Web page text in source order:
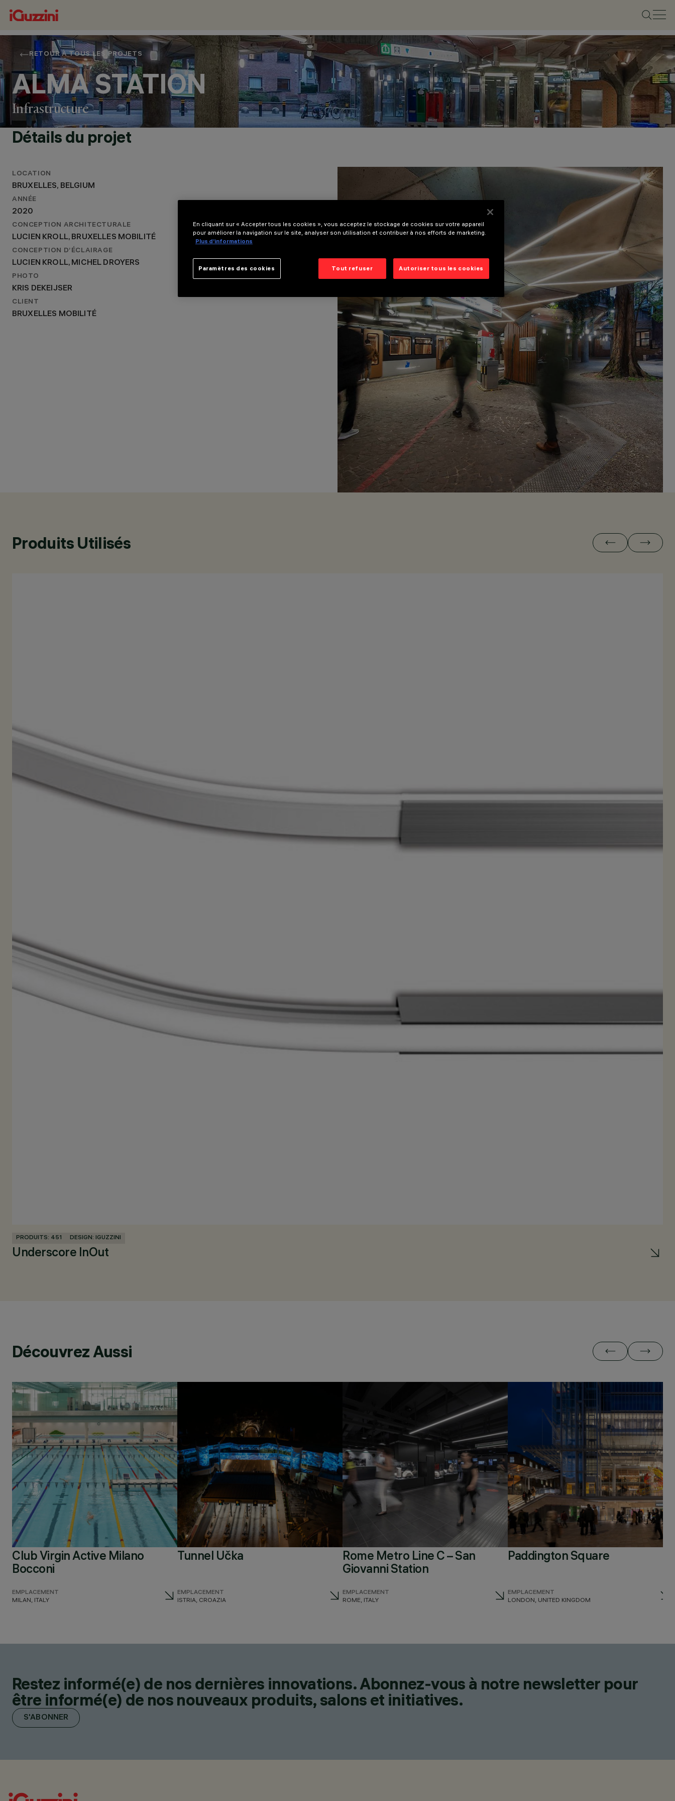
RETOUR À TOUS LES PROJETS
ALMA STATION
Infrastructure
EMPLACEMENT
BRUXELLES, BELGIUM
ANNÉE
2020
LUCIEN KROLL, BRUXELLES MOBILITÉ
CONCEPTION D’ÉCLAIRAGE
LUCIEN KROLL, MICHEL DROYERS
Détails du projet
LOCATION
BRUXELLES, BELGIUM
ANNÉE
2020
CONCEPTION ARCHITECTURALE
LUCIEN KROLL, BRUXELLES MOBILITÉ
CONCEPTION D’ÉCLAIRAGE
LUCIEN KROLL, MICHEL DROYERS
PHOTO
KRIS DEKEIJSER
CLIENT
BRUXELLES MOBILITÉ
Produits Utilisés
PRODUITS: 451 DESIGN: IGUZZINI
Underscore InOut
Découvrez Aussi
Club Virgin Active Milano
Bocconi
EMPLACEMENT
MILAN, ITALY
Tunnel Učka
EMPLACEMENT
ISTRIA, CROAZIA
Rome Metro Line C – San
Giovanni Station
EMPLACEMENT
ROME, ITALY
Paddington Square
EMPLACEMENT
LONDON, UNITED KINGDOM
Restez informé(e) de nos dernières innovations. Abonnez-vous à notre newsletter pour
être informé(e) de nos nouveaux produits, salons et initiatives.
S'ABONNER
En cliquant sur « Accepter tous les cookies », vous acceptez le stockage de cookies sur votre appareil
pour améliorer la navigation sur le site, analyser son utilisation et contribuer à nos efforts de marketing.
Plus d’informations
Tout refuser Autoriser tous les cookies
Paramètres des cookies